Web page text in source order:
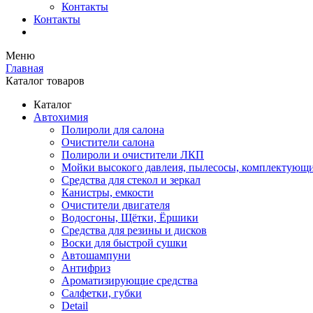
Контакты
Контакты
Меню
Главная
Каталог товаров
Каталог
Автохимия
Полироли для салона
Очистители салона
Полироли и очистители ЛКП
Мойки высокого давлеия, пылесосы,
Средства для стекол и зеркал
Канистры, емкости
Очистители двигателя
Водосгоны, Щётки, Ёршики
Средства для резины и дисков
Воски для быстрой сушки
Автошампуни
Антифриз
Ароматизирующие средства
Салфетки, губки
Detail